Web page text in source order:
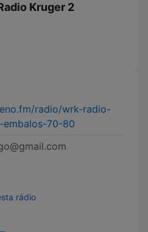
Kruger 2
radio/wrk-radio-
embalos-70-80
rádio